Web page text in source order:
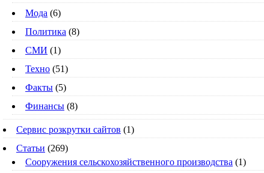
Мода (6)
Политика (8)
СМИ (1)
Техно (51)
Факты (5)
Финансы (8)
Сервис розкрутки сайтов (1)
Статьи (269)
Cооружения сельскохозяйственного производства (1)